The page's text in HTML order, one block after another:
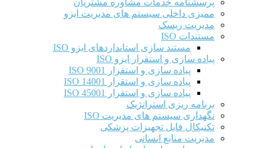
ممیزی داخلی سیستم های مدیریت ایزو
مدیریت ریسک
مستندات ISO
مستند سازی استانداردهای ایزو ISO
پیاده سازی و استقرار ایزو ISO
پیاده سازی و استقرار ISO 9001​
پیاده سازی و استقرار ISO 14001
پیاده سازی و استقرار ISO 45001
برنامه ریزی استراتژیک
نگهداری سیستم های مدیریت ISO
تکنیکال فایل تجهیزات پزشکی
مدیریت منابع انسانی